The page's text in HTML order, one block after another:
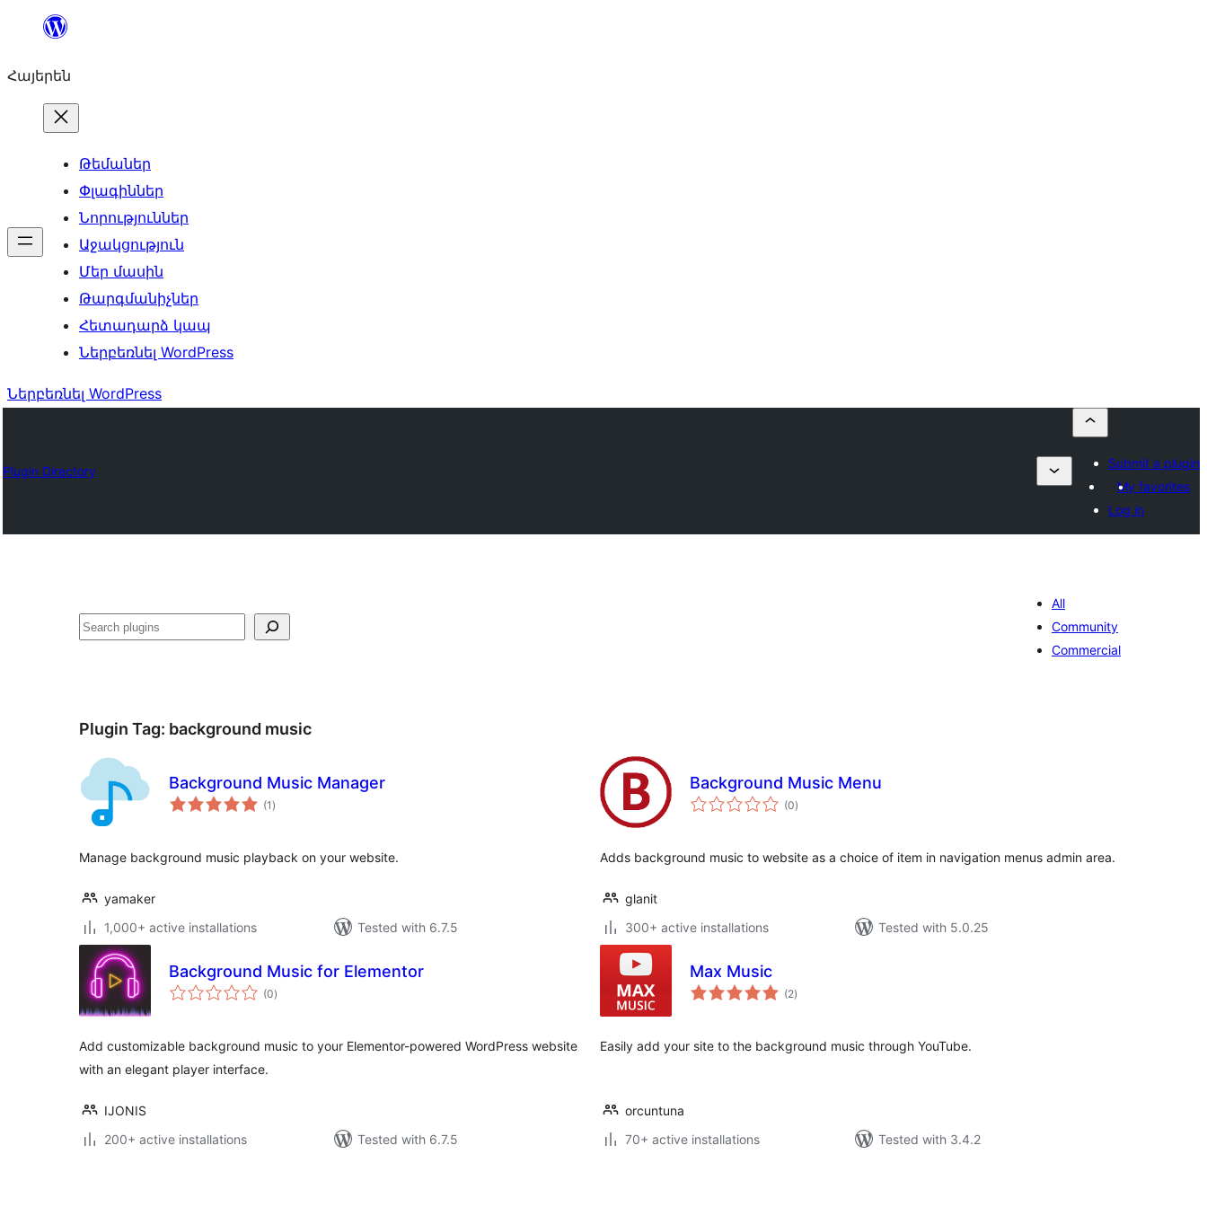
Անցնել
Հայերեն
Թեմաներ
Փլագիններ
Նորություններ
Աջակցություն
Մեր մասին
Թարգմանիչներ
Հետադարձ կապ
Ներբեռնել WordPress
Ներբեռնել WordPress
Plugin Directory
Submit a plugin
My favorites
Log in
Որոնել
All
Community
Commercial
Plugin Tag: background music
Background Music Manager
(1 total
ratings
)
Manage background music playback on your website.
yamaker
1,000+ active installations
Tested with 6.7.5
Background Music Menu
(0total
ratings
)
Adds background music to website as a choice of item in navigation menus admin area.
glanit
300+ active installations
Tested with 5.0.25
Background Music for Elementor
(0total
ratings
)
Add customizable background music to your Elementor-powered WordPress website
with an elegant player interface.
IJONIS
200+ active installations
Tested with 6.7.5
Max Music
(2total
ratings
)
Easily add your site to the background music through YouTube.
orcuntuna
70+ active installations
Tested with 3.4.2